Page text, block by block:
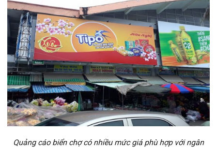
Quảng cáo biển chợ có nhiều mức giá phù hợp với ngân